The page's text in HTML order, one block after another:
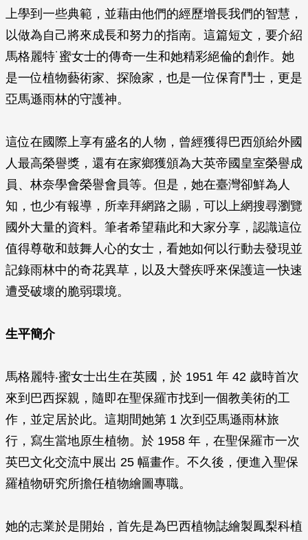
上學到一些典範，並藉由他們的經歷增長我們的智慧，
以做為自己將來成長和努力的指南。這篇短文，要介紹
馬格麗特˙蜜女士的傳奇一生和她精彩絕倫的創作。她
是一位植物藝術家、探險家，也是一位保育鬥士，更是
亞馬遜雨林的守護神。
這位在國際上享有盛名的人物，曾經獲得巴西頒給外國
人最高榮譽獎，還有在家鄉獲頒為大英帝國皇室榮譽成
員、林奈學會榮譽會員等。但是，她在臺灣卻鮮為人
知，也少有報導，所幸拜網路之賜，可以上網搜尋瀏覽
國外大量的資料。筆者希望藉此和大家分享，認識這位
值得尊敬和鼓舞人心的女士，看她如何以行動去發現並
記錄雨林中的奇花異草，以及大聲疾呼來保護這一快速
遭受破壞的脆弱環境。
生平簡介
馬格麗特‧蜜女士出生在英國，於 1951 年 42 歲時首次
來到巴西探親，隨即在聖保羅市找到一個教美術的工
作，並定居於此。這期間她第 1 次到亞馬遜雨林旅
行，寫生當地原生植物。於 1958 年，在聖保羅市一次
英巴文化交流中展出 25 幅畫作。不久後，便進入聖保
羅植物研究所擔任植物繪圖專職。
她的志業於是開始，首先是為巴西植物誌繪製鳳梨科植